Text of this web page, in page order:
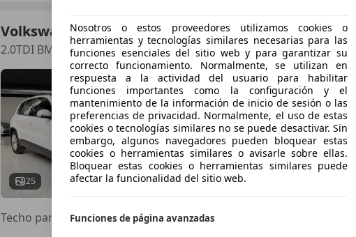
Volkswagen Tiguan
2.0TDI BMT T1 4x2 110
25
€ 10.990 Súper oferta
12/2014
Nosotros o estos proveedores utilizamos cookies o
herramientas y tecnologías similares necesarias para las
funciones esenciales del sitio web y para garantizar su
correcto funcionamiento. Normalmente, se utilizan en
respuesta a la actividad del usuario para habilitar
funciones importantes como la configuración y el
mantenimiento de la información de inicio de sesión o las
preferencias de privacidad. Normalmente, el uso de estas
cookies o tecnologías similares no se puede desactivar. Sin
embargo, algunos navegadores pueden bloquear estas
cookies o herramientas similares o avisarle sobre ellas.
Bloquear estas cookies o herramientas similares puede
afectar la funcionalidad del sitio web.
Funciones de página avanzadas